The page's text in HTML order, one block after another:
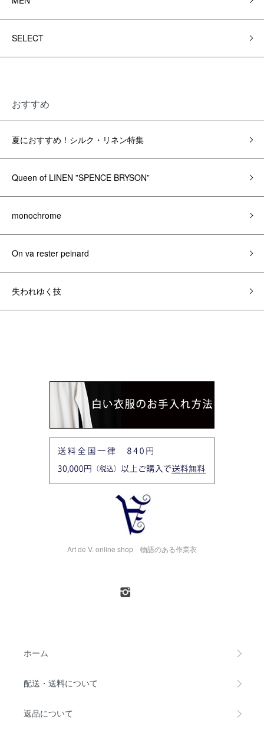
SELECT
おすすめ
夏におすすめ！シルク・リネン特集
Queen of LINEN ”SPENCE BRYSON”
monochrome
On va rester peinard
失われゆく技
Art de V. online shop 物語のある作業衣
ホーム
配送・送料について
返品について